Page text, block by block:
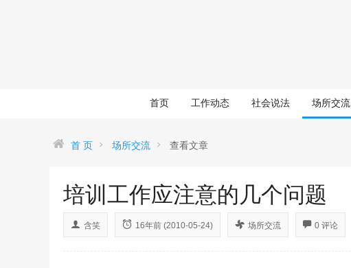
首页 工作动态 社会说法 场所交流
首 页 场所交流 查看文章
培训工作应注意的几个问题
含笑 16年前 (2010-05-24) 场所交流 0 评论